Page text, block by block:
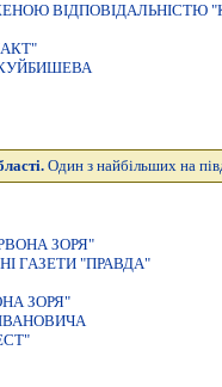
ВІДПОВІДАЛЬНІСТЮ
Один з найбільших на
ЗОРЯ"
ГАЗЕТИ "ПРАВДА"
ЗОРЯ"